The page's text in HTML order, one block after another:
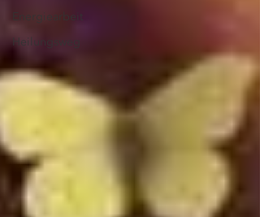
Energiearbeit
Heilungsweg